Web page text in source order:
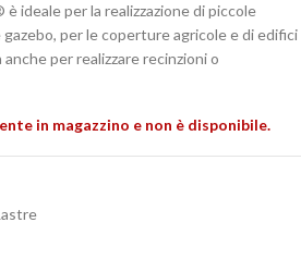
ideale per la realizzazione di piccole
per le coperture agricole e di edifici
per realizzare recinzioni o
in magazzino e non è disponibile.